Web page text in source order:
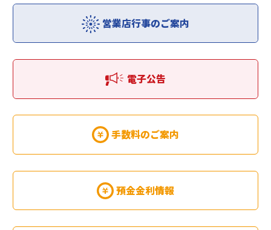
営業店行事のご案内
電子公告
手数料のご案内
預金金利情報